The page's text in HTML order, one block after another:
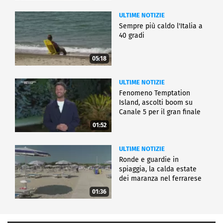
05:18
ULTIME NOTIZIE
Sempre più caldo l'Italia a
40 gradi
01:52
ULTIME NOTIZIE
Fenomeno Temptation
Island, ascolti boom su
Canale 5 per il gran finale
01:36
ULTIME NOTIZIE
Ronde e guardie in
spiaggia, la calda estate
dei maranza nel ferrarese